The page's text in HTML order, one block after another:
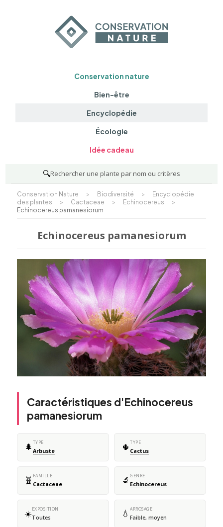
Conservation nature
Bien-être
Encyclopédie
Écologie
Idée cadeau
🔍Rechercher une plante par nom ou critères
Conservation Nature > Biodiversité >
Encyclopédie
des plantes
> Cactaceae > Echinocereus
>
Echinocereus pamanesiorum
Echinocereus pamanesiorum
Caractéristiques d'Echinocereus
pamanesiorum
🌲 TYPE
Arbuste 🌵 TYPE
Cactus
🧬 FAMILLE
Cactaceae 🔬 GENRE
Echinocereus
☀️EXPOSITION
Toutes 💧 ARROSAGE
Faible, moyen